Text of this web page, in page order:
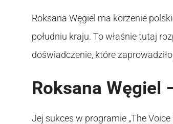
Roksana Węgiel ma korzenie
południu kraju. To właśnie tutaj
doświadczenie, które
Roksana Węgiel
Jej sukces w programie „The